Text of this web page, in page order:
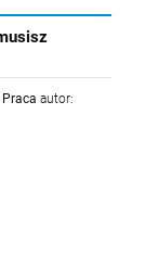
Praca autor: